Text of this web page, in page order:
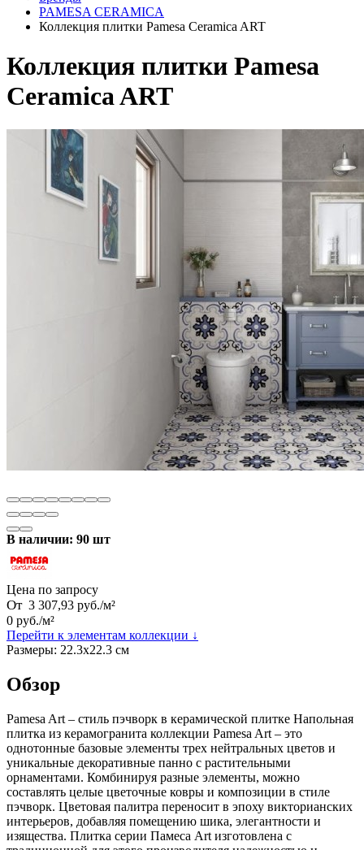
PAMESA CERAMICA
Коллекция плитки Pamesa Ceramica ART
Коллекция плитки Pamesa
Ceramica ART
В наличии: 90 шт
Цена по запросу
От 3 307,93 руб./м²
0 руб./м²
Перейти к элементам коллекции ↓
Размеры: 22.3х22.3 см
Обзор
Pamesa Art – стиль пэчворк в керамической плитке Напольная
плитка из керамогранита коллекции Pamesa Art – это
однотонные базовые элементы трех нейтральных цветов и
уникальные декоративные панно с растительными
орнаментами. Комбинируя разные элементы, можно
составлять целые цветочные ковры и композиции в стиле
пэчворк. Цветовая палитра переносит в эпоху викторианских
интерьеров, добавляя помещению шика, элегантности и
изящества. Плитка серии Памеса Art изготовлена с